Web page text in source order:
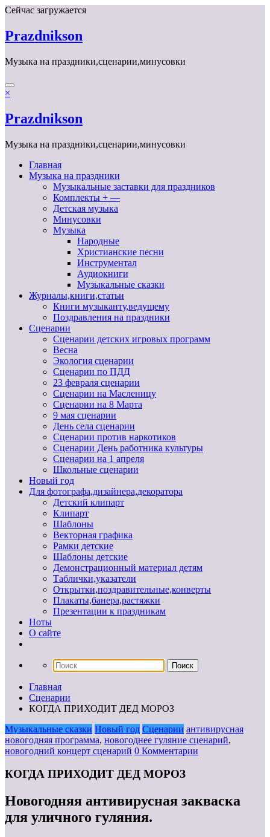
Перейти
содержимому
Сейчас загружается
Prazdnikson
Музыка на праздники,сценарии,минусовки
×
Prazdnikson
Музыка на праздники,сценарии,минусовки
Главная
Музыка на праздники
Музыкальные заставки для праздников
Комплекты + —
Детская музыка
Минусовки
Музыка
Народные
Христианские песни
Инструментал
Аудиокниги
Музыкальные сказки
Журналы,книги,статьи
Книги музыканту,ведущему
Поздравления на праздники
Сценарии
Сценарии детских игровых программ
Весна
Экология сценарии
Сценарии по ПДД
23 февраля сценарии
Сценарии на Масленицу
Сценарии на 8 Марта
9 мая сценарии
День села сценарии
Сценарии против наркотиков
Сценарии День работника культуры
Сценарии на 1 апреля
Школьные сценарии
Новый год
Для фотографа,дизайнера,декоратора
Детский клипарт
Клипарт
Шаблоны
Векторная графика
Рамки детские
Шаблоны детские
Демонстрационный материал детям
Таблички,указатели
Открытки,поздравительные,конверты
Плакаты,банера,растяжки
Презентации к праздникам
Ноты
О сайте
Главная
Сценарии
КОГДА ПРИХОДИТ ДЕД МОРОЗ
Музыкальные сказки Новый год Сценарии антивирусная
новогодняя программа, новогоднее гуляние сценарий,
новогодний концерт сценарий 0 Комментарии
КОГДА ПРИХОДИТ ДЕД МОРОЗ
Новогодняя антивирусная закваска
для уличного гуляния.